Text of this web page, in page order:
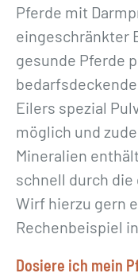
Pferde mit
eingeschränkter
gesunde Pferde
Eilers spezial
möglich und
Mineralien
schnell durch
Wirf hierzu gern
Rechenbeispiel
Dosiere ich mein